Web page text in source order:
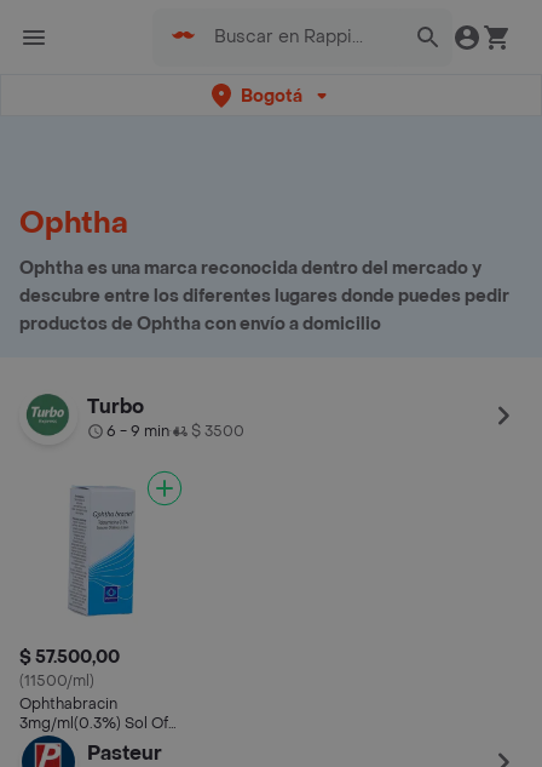
Bogotá
Ophtha
Ophtha es una marca reconocida dentro del mercado y
descubre entre los diferentes lugares donde puedes pedir
productos de Ophtha con envío a domicilio
Turbo
6 - 9 min• $ 3500
$ 57.500,00
(11500/ml)
Ophthabracin
3mg/ml(0.3%) Sol Oft
Frasco X 5mlPasteur